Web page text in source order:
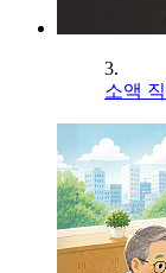
3.
소액